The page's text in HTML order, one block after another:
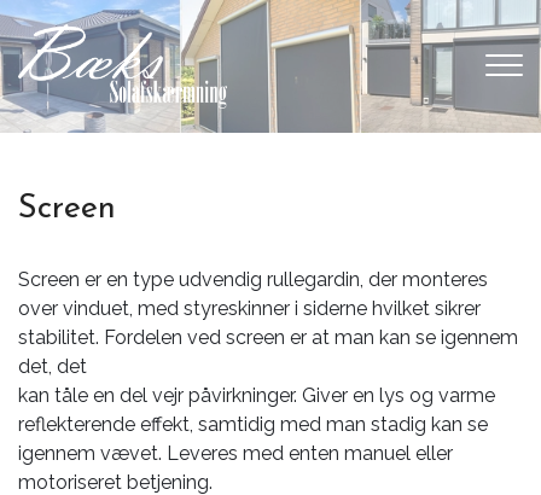
Gå
til
hovedindhold
Screen
Screen er en type udvendig rullegardin, der monteres
over vinduet, med styreskinner i siderne hvilket sikrer
stabilitet. Fordelen ved screen er at man kan se igennem
det, det
kan tåle en del vejr påvirkninger. Giver en lys og varme
reflekterende effekt, samtidig med man stadig kan se
igennem vævet. Leveres med enten manuel eller
motoriseret betjening.